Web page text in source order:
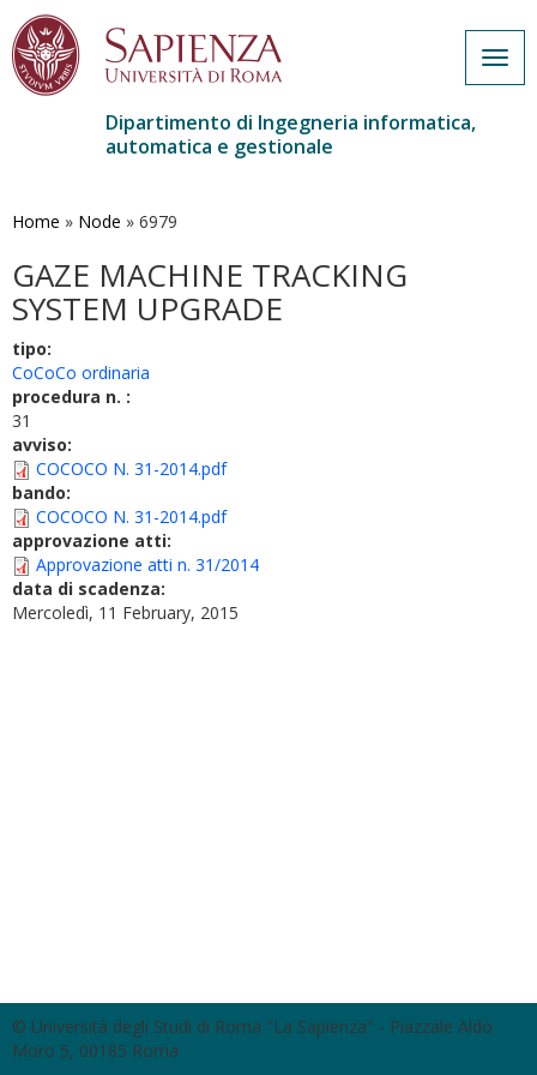
contenuto
Dipartimento di Ingegneria informatica,
automatica e gestionale
Home » Node » 6979
GAZE MACHINE TRACKING
SYSTEM UPGRADE
tipo:
CoCoCo ordinaria
procedura n. :
31
avviso:
COCOCO N. 31-2014.pdf
bando:
COCOCO N. 31-2014.pdf
approvazione atti:
Approvazione atti n. 31/2014
data di scadenza:
Mercoledì, 11 February, 2015
© Università degli Studi di Roma "La Sapienza" - Piazzale Aldo
Moro 5, 00185 Roma